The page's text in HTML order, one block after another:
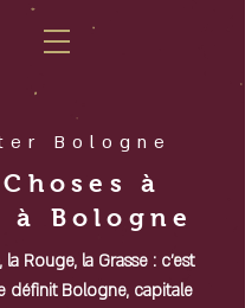
Bologne
à
à Bologne
la Rouge, la Grasse : c'est
définit Bologne, capitale